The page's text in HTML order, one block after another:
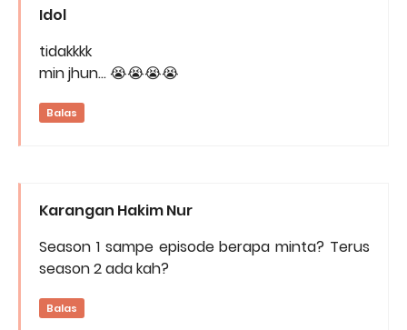
Idol
tidakkkk
min jhun... 😭😭😭😭
Balas
Karangan Hakim Nur
Season 1 sampe episode berapa minta? Terus
season 2 ada kah?
Balas